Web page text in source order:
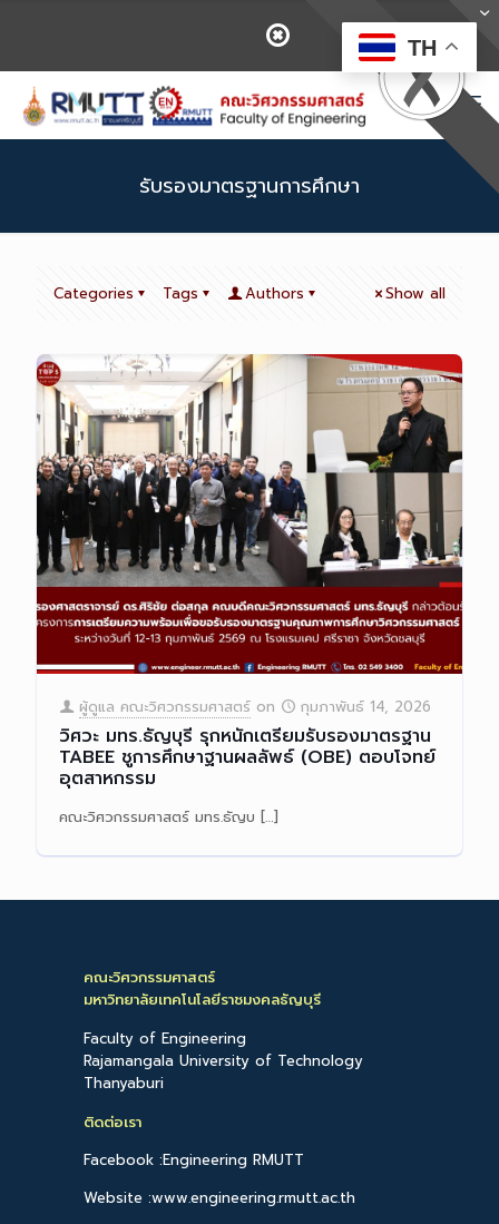
รับรองมาตรฐานการศึกษา
Categories Tags Authors Show all
ผู้ดูแล คณะวิศวกรรมศาสตร์ on กุมภาพันธ์ 14, 2026
วิศวะ มทร.ธัญบุรี รุกหนักเตรียมรับรองมาตรฐาน
TABEE ชูการศึกษาฐานผลลัพธ์ (OBE) ตอบโจทย์
อุตสาหกรรม
คณะวิศวกรรมศาสตร์ มทร.ธัญบ […]
คณะวิศวกรรมศาสตร์
มหาวิทยาลัยเทคโนโลยีราชมงคลธัญบุรี
Faculty of Engineering
Rajamangala University of Technology
Thanyaburi
ติดต่อเรา
Facebook :Engineering RMUTT
Website :www.engineering.rmutt.ac.th
TH